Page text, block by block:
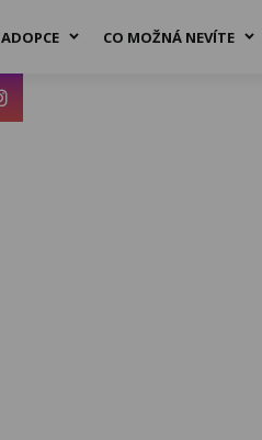
ADOPCE CO MOŽNÁ NEVÍTE